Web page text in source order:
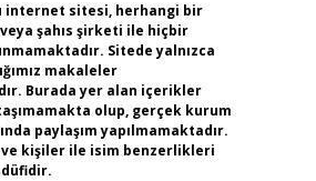
internet sitesi, herhangi bir
şahıs şirketi ile hiçbir
Sitede yalnızca
makaleler
Burada yer alan içerikler
olup, gerçek kurum
paylaşım yapılmamaktadır.
kişiler ile isim benzerlikleri